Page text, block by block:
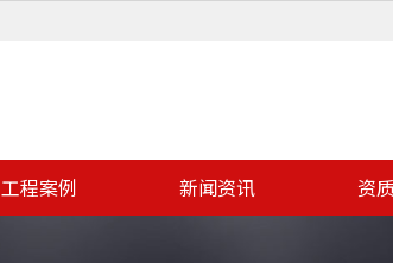
工程案例 新闻资讯 资